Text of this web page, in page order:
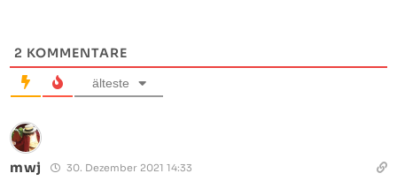
2 KOMMENTARE
älteste
mwj 30. Dezember 2021 14:33